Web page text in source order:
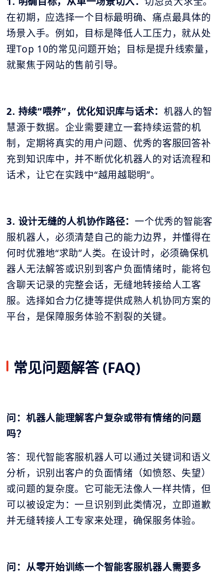
在初期，应选择一个目标最明确、痛点最具体的
场景入手。例如，目标是降低人工压力，就从处
理Top 10的常见问题开始；目标是提升线索量，
就聚焦于网站的售前引导。
2. 持续“喂养”，优化知识库与话术：机器人的智
慧源于数据。企业需要建立一套持续运营的机
制，定期将真实的用户问题、优秀的客服回答补
充到知识库中，并不断优化机器人的对话流程和
话术，让它在实践中“越用越聪明”。
3. 设计无缝的人机协作路径：一个优秀的智能客
服机器人，必须清楚自己的能力边界，并懂得在
何时优雅地“求助”人类。在设计时，必须确保机
器人无法解答或识别到客户负面情绪时，能将包
含聊天记录的完整会话，无缝地转接给人工客
服。选择如合力亿捷等提供成熟人机协同方案的
平台，是保障服务体验不割裂的关键。
常见问题解答 (FAQ)
问：机器人能理解客户复杂或带有情绪的问题
吗？
答：现代智能客服机器人可以通过关键词和语义
分析，识别出客户的负面情绪（如愤怒、失望）
或问题的复杂度。它可能无法像人一样共情，但
可以被设定为：一旦识别到此类情况，立即道歉
并无缝转接人工专家来处理，确保服务体验。
问：从零开始训练一个智能客服机器人需要多